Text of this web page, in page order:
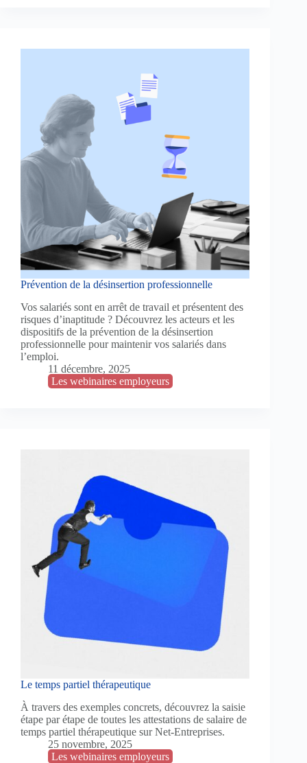
Prévention de la désinsertion professionnelle
Vos salariés sont en arrêt de travail et présentent des
risques d’inaptitude ? Découvrez les acteurs et les
dispositifs de la prévention de la désinsertion
professionnelle pour maintenir vos salariés dans
l’emploi.
11 décembre, 2025
Les webinaires employeurs
Le temps partiel thérapeutique
À travers des exemples concrets, découvrez la saisie
étape par étape de toutes les attestations de salaire de
temps partiel thérapeutique sur Net-Entreprises.
25 novembre, 2025
Les webinaires employeurs